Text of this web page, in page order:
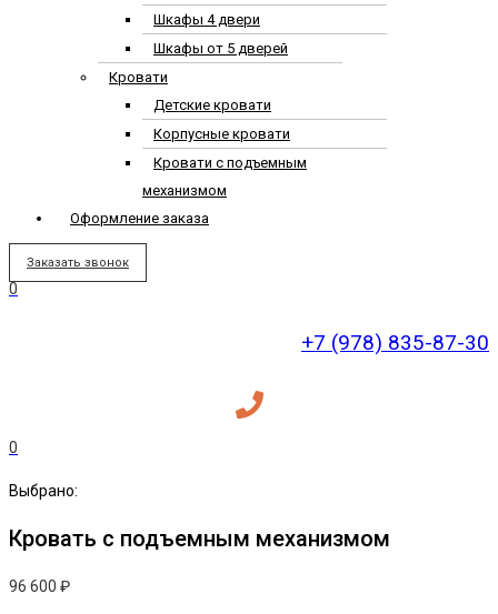
Шкафы 4 двери
Шкафы от 5 дверей
Кровати
Детские кровати
Корпусные кровати
Кровати с подъемным
механизмом
Оформление заказа
Заказать звонок
0
+7 (978) 835-87-30
0
Выбрано:
Кровать с подъемным механизмом
96 600 ₽